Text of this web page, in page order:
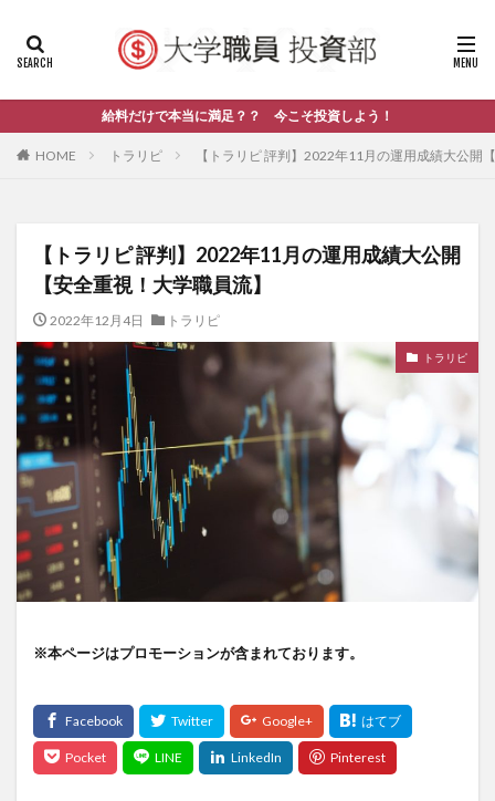
給料だけで本当に満足？？ 今こそ投資しよう！
HOME トラリピ 【トラリピ 評判】2022年11月の運用成績大公開
【トラリピ 評判】2022年11月の運用成績大公開
【安全重視！大学職員流】
2022年12月4日 トラリピ
トラリピ
※本ページはプロモーションが含まれております。